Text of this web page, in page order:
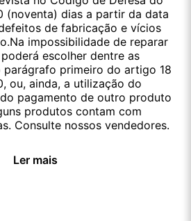
(noventa) dias a partir da data
de fabricação e vícios
impossibilidade de reparar
escolher dentre as
primeiro do artigo 18
ou, ainda, a utilização do
pagamento de outro produto
produtos contam com
Consulte nossos vendedores.
Ler mais